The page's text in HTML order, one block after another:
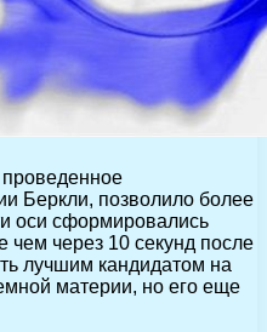
Беркли, позволило более
оси сформировались
чем через 10 секунд после
лучшим кандидатом на
материи, но его еще